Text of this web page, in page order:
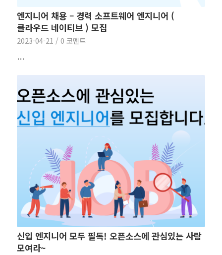
엔지니어 채용 – 경력 소프트웨어 엔지니어 (
클라우드 네이티브 ) 모집
2023-04-21 / 0 코멘트
…
신입 엔지니어 모두 필독! 오픈소스에 관심있는 사람
모여라~